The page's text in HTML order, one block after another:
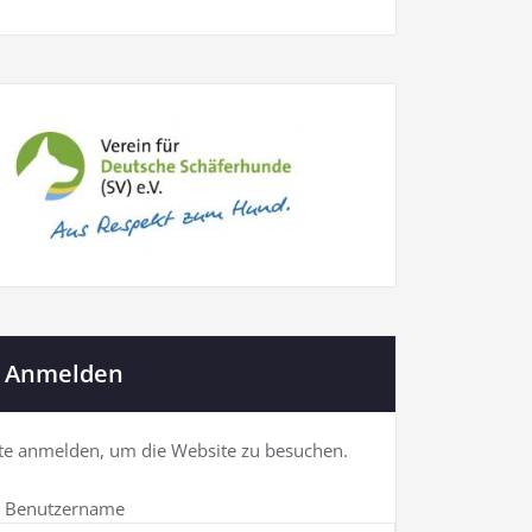
Anmelden
anmelden, um die Website zu besuchen.
Benutzername